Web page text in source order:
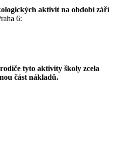
aktivit na období září
6:
tyto aktivity školy zcela
část nákladů.